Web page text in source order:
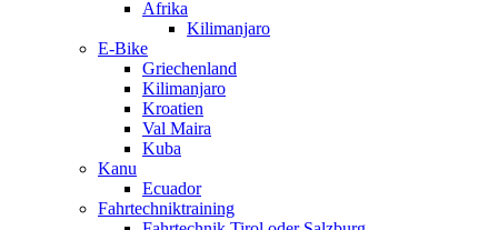
Afrika
Kilimanjaro
E-Bike
Griechenland
Kilimanjaro
Kroatien
Val Maira
Kuba
Kanu
Ecuador
Fahrtechniktraining